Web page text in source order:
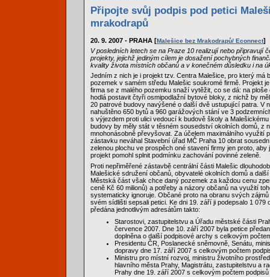
Připojte svůj podpis pod petici
mrakodrapů
20. 9. 2007 - PRAHA [Malešice bez Mrakodrapů/ Econnect]
V posledních letech se na Praze 10 realizují nebo připravují
projekty, jejichž jediným cílem je dosažení pochybných
kvality života místních občanů a v konečném důsledku i na
Jedním z nich je i projekt tzv. Centra Malešice, pro který má
pozemek v samém středu Malešic soukromé firmě. Projekt
firma se z malého pozemku snaží vytěžit, co se dá: na ploše
hodlá postavit čtyři osmipodlažní bytové bloky, z nichž by
20 patrové budovy navýšené o další dvě ustupující patra. V
nahuštěno 650 bytů a 960 garážových stání ve 3
s výjezdem proti ulici vedoucí k budově školy a
budovy by měly stát v těsném sousedství okolních domů, z
mnohonásobně převyšovat. Za účelem maximálního využití
zástavku neváhal Stavební úřad MČ Praha 10 obrat
zelenou plochu ve prospěch oné stavení firmy jen proto, aby
projekt pomohl splnit podmínku zachování povinné zeleně.
Proti nepřiměřené zástavbě centrální části Malešic
Malešické sdružení občanů, obyvatelé okolních domů a
Městská část však chce daný pozemek za každou cenu
ceně Kč 60 milionů) a potřeby a názory občanů na využití
systematicky ignoruje. Občané proto na obranu svých
svém sídlišti sepsali petici. Ke dni 19. září ji podepsalo 1 079
předána jednotlivým adresátům takto:
Starostovi, zastupitelstvu a Úřadu městské části
července 2007. Dne 10. září 2007 byla petice
doplněna o další podpisové archy s celkovým
Presidentu ČR, Poslanecké sněmovně, Senátu,
dopravy dne 17. září 2007 s celkovým počtem
Ministru pro místní rozvoj, ministru životního
hlavního města Prahy, Magistrátu, zastupitelstvu a
Prahy dne 19. září 2007 s celkovým počtem podpisů